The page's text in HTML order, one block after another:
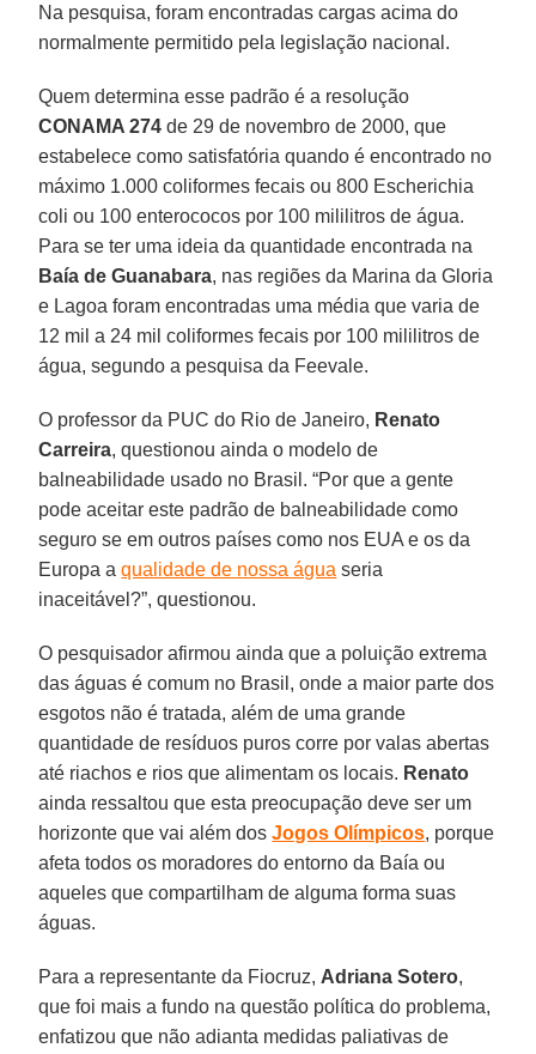
Na pesquisa, foram encontradas cargas acima do
normalmente permitido pela legislação nacional.
Quem determina esse padrão é a resolução
CONAMA 274 de 29 de novembro de 2000, que
estabelece como satisfatória quando é encontrado no
máximo 1.000 coliformes fecais ou 800 Escherichia
coli ou 100 enterococos por 100 mililitros de água.
Para se ter uma ideia da quantidade encontrada na
Baía de Guanabara, nas regiões da Marina da Gloria
e Lagoa foram encontradas uma média que varia de
12 mil a 24 mil coliformes fecais por 100 mililitros de
água, segundo a pesquisa da Feevale.
O professor da PUC do Rio de Janeiro, Renato
Carreira, questionou ainda o modelo de
balneabilidade usado no Brasil. “Por que a gente
pode aceitar este padrão de balneabilidade como
seguro se em outros países como nos EUA e os da
Europa aqualidade de nossa água seria
inaceitável?”, questionou.
O pesquisador afirmou ainda que a poluição extrema
das águas é comum no Brasil, onde a maior parte dos
esgotos não é tratada, além de uma grande
quantidade de resíduos puros corre por valas abertas
até riachos e rios que alimentam os locais. Renato
ainda ressaltou que esta preocupação deve ser um
horizonte que vai além dosJogos Olímpicos, porque
afeta todos os moradores do entorno da Baía ou
aqueles que compartilham de alguma forma suas
águas.
Para a representante da Fiocruz, Adriana Sotero,
que foi mais a fundo na questão política do problema,
enfatizou que não adianta medidas paliativas de